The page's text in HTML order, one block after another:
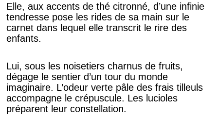
Elle, aux accents de thé citronné, d’une infinie
tendresse pose les rides de sa main sur le
carnet dans lequel elle transcrit le rire des
enfants.
Lui, sous les noisetiers charnus de fruits,
dégage le sentier d’un tour du monde
imaginaire. L’odeur verte pâle des frais tilleuls
accompagne le crépuscule. Les lucioles
préparent leur constellation.